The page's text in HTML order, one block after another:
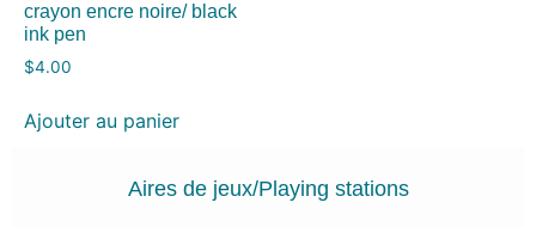
crayon encre noire/ black
ink pen
$4.00
Ajouter au panier
Aires de jeux/Playing stations